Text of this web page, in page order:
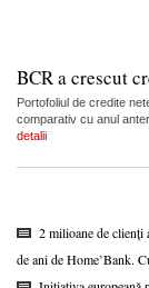
BCR a crescut
Portofoliul de credite
comparativ cu anul
detalii
2 milioane de
de ani de Home’Bank.